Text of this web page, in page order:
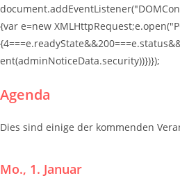
{var e=new
ent(adminNoticeData.security))})});
Agenda
Dies sind einige der kommenden
Mo., 1. Januar